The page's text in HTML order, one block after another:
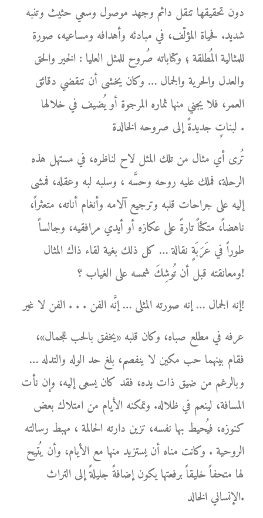
دون تحقيقها تنقل دائم وجهد موصول وسعي حثيث وتنبه
شديد. فحياة المؤلّف، في مبادئه وأهدافه ومساعيه، صورة
للمثالية المُطلقة ؛ وكتاباته صُروح للمثل العليا : الخير والحق
والعدل والحرية والجمال … وكان يخشى أن تنقضي دقائق
العمر، فلا يجني منها ثماره المرجوة أو يُضيف في خلالها
لبناتٍ جديدةً إلى صروحه الخالدة .
تُرى أي مثال من تلك المثل لاح لناظره، في مستهل هذه
الرحلة، فملك عليه روحه وحسَّه ، وسلبه لبه وعقله، فمشى
إليه على جراحات قلبه وترجيع آلامه وأنغام أناته، متعثراً،
ناهضاً، متكئاً تارةً على عكازه أو أيدي مرافقيه، وجالساً
طوراً في عَرَبَةٍ نقالة … كل ذلك بغية لقاء ذاك المثال
ومعانقته قبل أن تُوشِكَ شمسه على الغياب ؟!
إنه الجمال … إنه صورته المثلى … إنَّه الفن . . . الفن لا غير!
عرفه في مطلع صباه، وكان قلبه «يخفق بالحب للجمال»،
فقام بينهما حب مكين لا ينفصم، بلغ حد الوله والتدله …
وبالرغم من ضيق ذات يده، فقد كان يسعى إليه، وإن نأت
المسافة، لينعم في ظلاله. وتمكنه الأيام من امتلاك بعض
كنوزه، فيُحيط بها نفسه، تزين دارته الحالمة ، مهبط رسالته
الروحية . وكانت مناه أن يستزيد منها مع الأيام، وأن يُتيح
لها متحفاً خليقاً برفعتها يكون إضافةً جليلةً إلى التراث
الإنساني الخالد.